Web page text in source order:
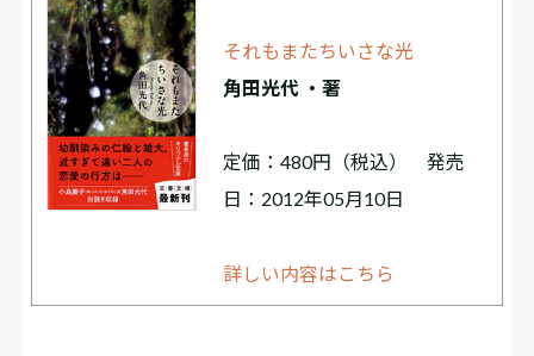
それもまたちいさな光
角田光代 ・著
定価：480円（税込） 発売
日：2012年05月10日
詳しい内容はこちら